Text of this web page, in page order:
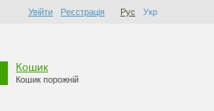
Увійти Реєстрація Рус Укр
Кошик
Кошик порожній